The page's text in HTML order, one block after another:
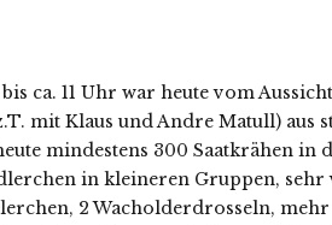
ca. 11 Uhr war heute vom
mit Klaus und Andre Matull) aus
mindestens 300 Saatkrähen in
in kleineren Gruppen, sehr
2 Wacholderdrosseln, mehr